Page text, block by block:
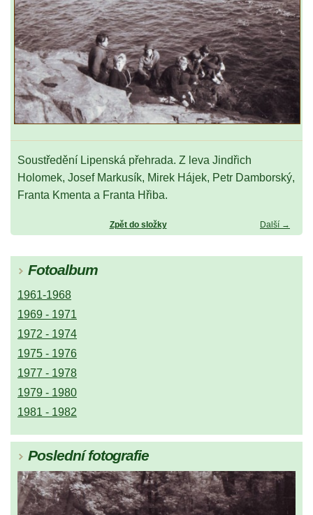
Soustředění Lipenská přehrada. Z leva Jindřich
Holomek, Josef Markusík, Mirek Hájek, Petr Damborský,
Franta Kmenta a Franta Hřiba.
Další →
Zpět do složky
Fotoalbum
1961-1968
1969 - 1971
1972 - 1974
1975 - 1976
1977 - 1978
1979 - 1980
1981 - 1982
Poslední fotografie